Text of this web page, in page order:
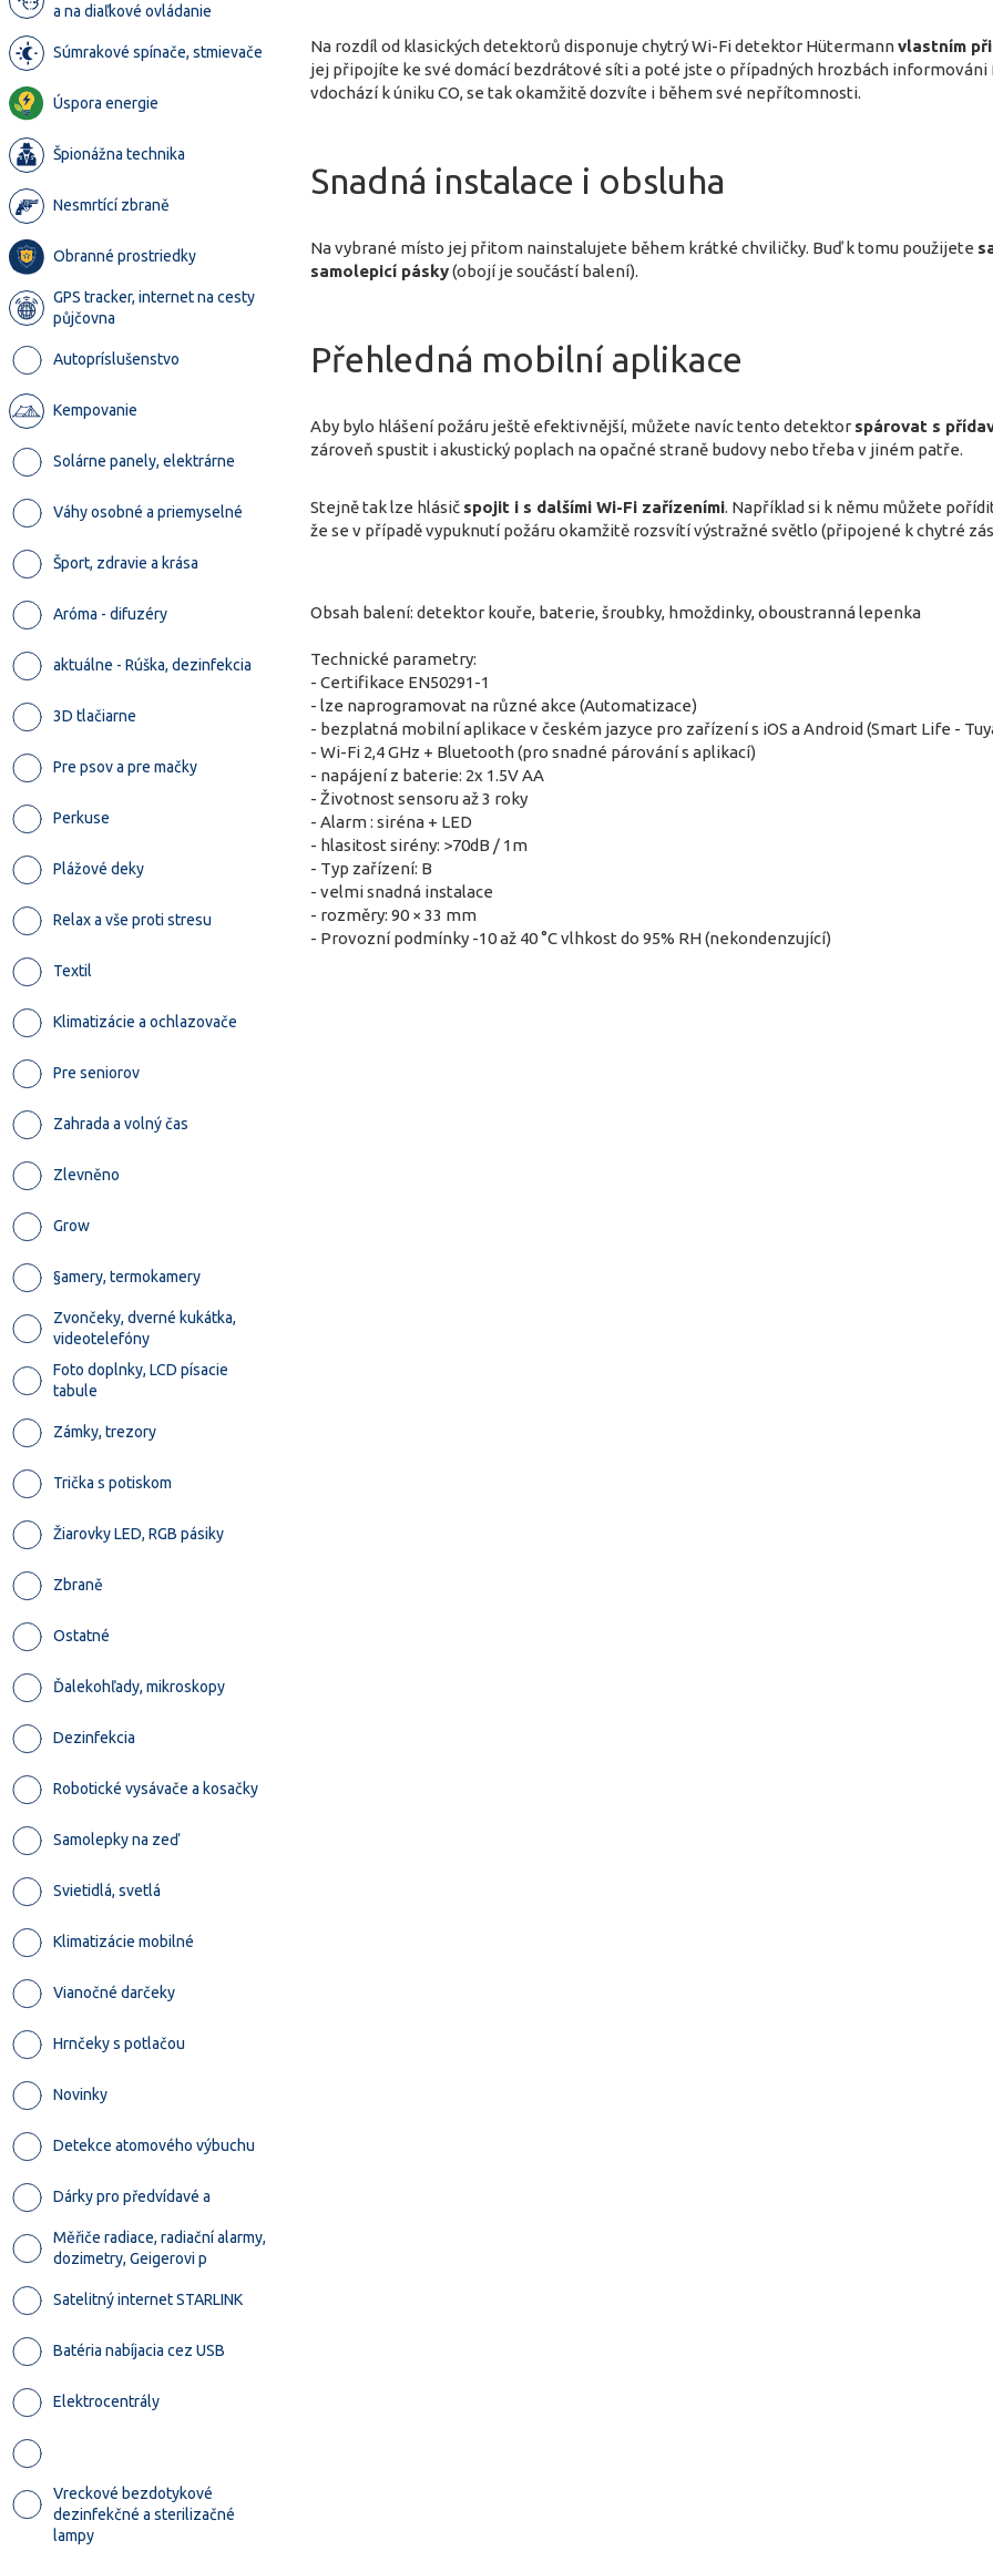
a na diaľkové ovládanie
Súmrakové spínače, stmievače
Úspora energie
Špionážna technika
Nesmrtící zbraně
Obranné prostriedky
GPS tracker, internet na cesty
půjčovna
Autopríslušenstvo
Kempovanie
Solárne panely, elektrárne
Váhy osobné a priemyselné
Šport, zdravie a krása
Aróma - difuzéry
aktuálne - Rúška, dezinfekcia
3D tlačiarne
Pre psov a pre mačky
Perkuse
Plážové deky
Relax a vše proti stresu
Textil
Klimatizácie a ochlazovače
Pre seniorov
Zahrada a volný čas
Zlevněno
Grow
§amery, termokamery
Zvončeky, dverné kukátka,
videotelefóny
Foto doplnky, LCD písacie
tabule
Zámky, trezory
Trička s potiskom
Žiarovky LED, RGB pásiky
Zbraně
Ostatné
Ďalekohľady, mikroskopy
Dezinfekcia
Robotické vysávače a kosačky
Samolepky na zeď
Svietidlá, svetlá
Klimatizácie mobilné
Vianočné darčeky
Hrnčeky s potlačou
Novinky
Detekce atomového výbuchu
Dárky pro předvídavé a
Měřiče radiace, radiační alarmy,
dozimetry, Geigerovi p
Satelitný internet STARLINK
Batéria nabíjacia cez USB
Elektrocentrály
Vreckové bezdotykové
dezinfekčné a sterilizačné
lampy
Na rozdíl od klasických detektorů disponuje chytrý Wi-Fi detektor Hütermannvlastním
jej připojíte ke své domácí bezdrátové síti a poté jste o případných hrozbách
vdochází k úniku CO, se tak okamžitě dozvíte i během své nepřítomnosti.
Snadná instalace i obsluha
Na vybrané místo jej přitom nainstalujete během krátké chviličky. Buď k tomu použijete
samolepicí pásky(obojí je součástí balení).
Přehledná mobilní aplikace
Aby bylo hlášení požáru ještě efektivnější, můžete navíc tento detektor spárovat s
zároveň spustit i akustický poplach na opačné straně budovy nebo třeba v jiném patře.
Stejně tak lze hlásič spojit i s dalšími Wi-Fi zařízeními. Například si k němu můžete
že se v případě vypuknutí požáru okamžitě rozsvítí výstražné světlo (připojené k chytré
Obsah balení: detektor kouře, baterie, šroubky, hmoždinky, oboustranná lepenka
Technické parametry:
- Certifikace EN50291-1
- lze naprogramovat na různé akce (Automatizace)
- bezplatná mobilní aplikace v českém jazyce pro zařízení s iOS a Android (Smart Life -
- Wi-Fi 2,4 GHz + Bluetooth (pro snadné párování s aplikací)
- napájení z baterie: 2x 1.5V AA
- Životnost sensoru až 3 roky
- Alarm : siréna + LED
- hlasitost sirény: >70dB / 1m
- Typ zařízení: B
- velmi snadná instalace
- rozměry: 90 × 33 mm
- Provozní podmínky -10 až 40 °C vlhkost do 95% RH (nekondenzující)